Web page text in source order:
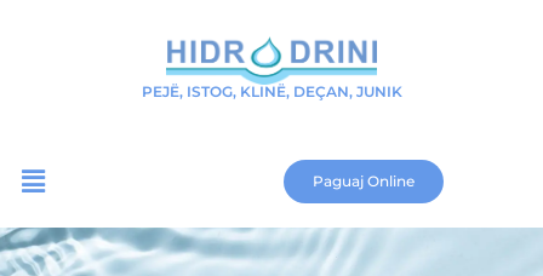
PEJË, ISTOG, KLINË, DEÇAN, JUNIK
Paguaj Online